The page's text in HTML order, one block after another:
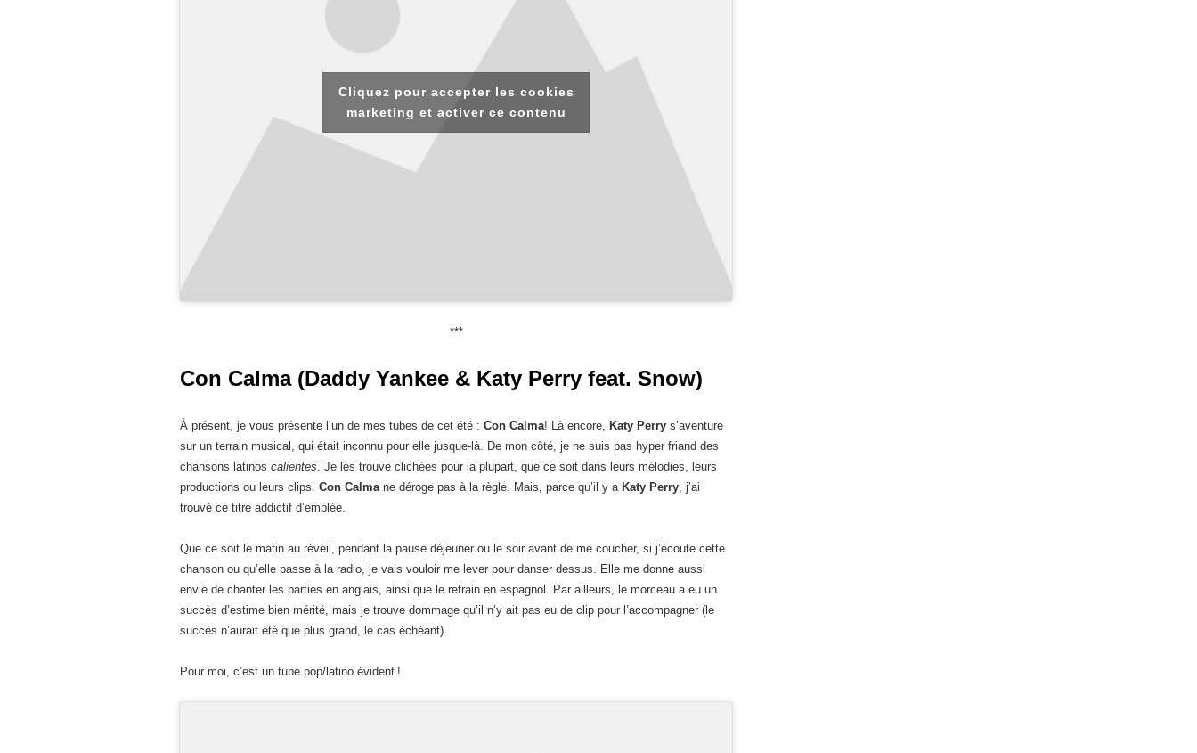
Cliquez pour accepter les cookies
marketing et activer ce contenu
***
Con Calma (Daddy Yankee & Katy Perry feat. Snow)
À présent, je vous présente l’un de mes tubes de cet été : Con Calma! Là encore, Katy Perry s’aventure
sur un terrain musical, qui était inconnu pour elle jusque-là. De mon côté, je ne suis pas hyper friand des
chansons latinos calientes. Je les trouve clichées pour la plupart, que ce soit dans leurs mélodies, leurs
productions ou leurs clips. Con Calmane déroge pas à la règle. Mais, parce qu’il y a Katy Perry, j’ai
trouvé ce titre addictif d’emblée.
Que ce soit le matin au réveil, pendant la pause déjeuner ou le soir avant de me coucher, si j’écoute cette
chanson ou qu’elle passe à la radio, je vais vouloir me lever pour danser dessus. Elle me donne aussi
envie de chanter les parties en anglais, ainsi que le refrain en espagnol. Par ailleurs, le morceau a eu un
succès d’estime bien mérité, mais je trouve dommage qu’il n’y ait pas eu de clip pour l’accompagner (le
succès n’aurait été que plus grand, le cas échéant).
Pour moi, c’est un tube pop/latino évident !